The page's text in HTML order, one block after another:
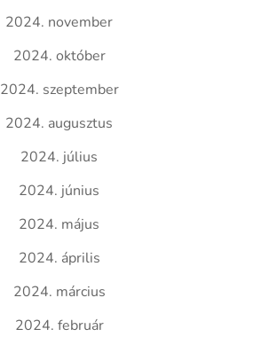
2024. november
2024. október
2024. szeptember
2024. augusztus
2024. július
2024. június
2024. május
2024. április
2024. március
2024. február